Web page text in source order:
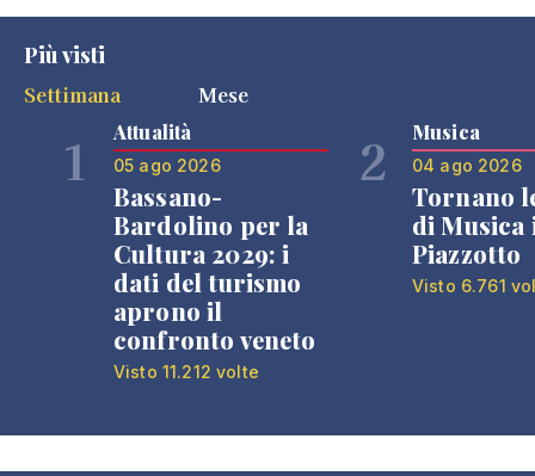
Più visti
Settimana
Mese
1 Attualità
05 ago 2026
Bassano-
Bardolino per la
Cultura 2029: i
dati del turismo
aprono il
confronto veneto
Visto 11.212 volte
2 Musica
04 ago 2026
Tornano
di Musica
Piazzotto
Visto 6.761